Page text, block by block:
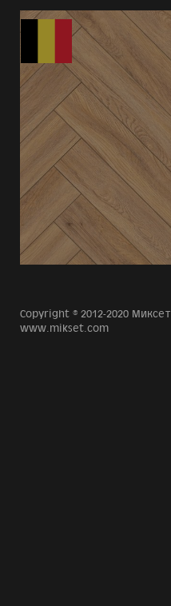
Copyright © 2012-2020 Миксет
www.mikset.com